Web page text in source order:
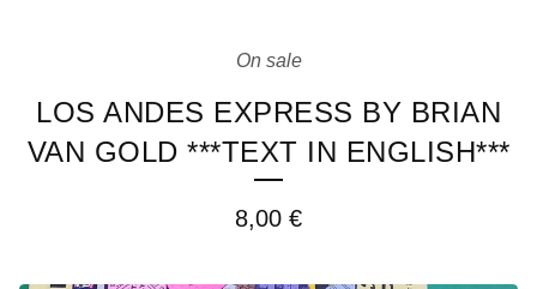
On sale
LOS ANDES EXPRESS BY BRIAN
VAN GOLD ***TEXT IN ENGLISH***
8,00 €